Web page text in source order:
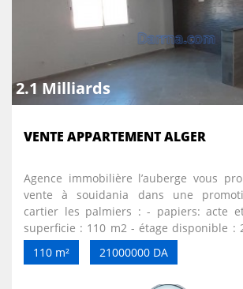
2.1 Milliards
VENTE APPARTEMENT ALGER
Agence immobilière l’auberge vous
vente à souidania dans une
cartier les palmiers : - papiers: acte et livret foncier -
superficie : 110 m2 - étage disponible :
eme. ****au 4 eme : f3 avec terrasse -
par paliers - chauffage central, cuisine
110 m² 21000000 DA